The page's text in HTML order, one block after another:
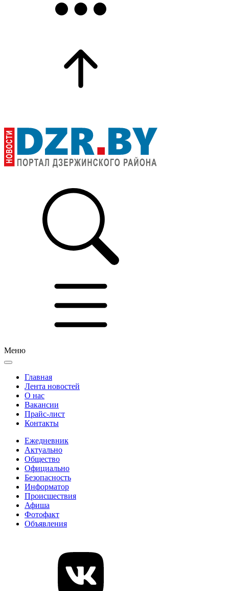
Меню
Главная
Лента новостей
О нас
Вакансии
Прайс-лист
Контакты
Ежедневник
Актуально
Общество
Официально
Безопасность
Информатор
Происшествия
Афиша
Фотофакт
Объявления